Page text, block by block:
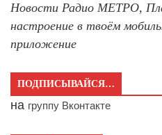
Новости Радио МЕТРО,
настроение в твоём
приложение
ПОДПИСЫВАЙСЯ…
на группу Вконтакте